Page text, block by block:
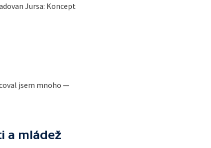
Jursa: Koncept
jsem mnoho —
a mládež